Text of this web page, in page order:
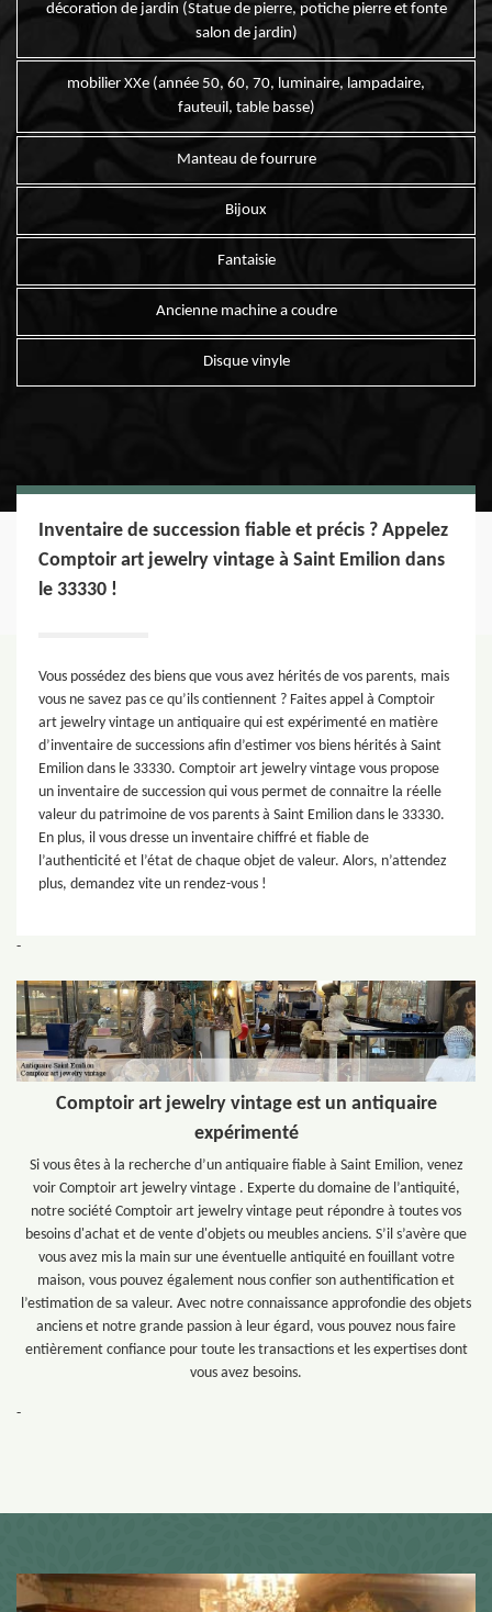
décoration de jardin (Statue de pierre, potiche pierre et fonte
salon de jardin)
mobilier XXe (année 50, 60, 70, luminaire, lampadaire,
fauteuil, table basse)
Manteau de fourrure
Bijoux
Fantaisie
Ancienne machine a coudre
Disque vinyle
Inventaire de succession fiable et précis ? Appelez
Comptoir art jewelry vintage à Saint Emilion dans
le 33330 !
Vous possédez des biens que vous avez hérités de vos parents, mais
vous ne savez pas ce qu’ils contiennent ? Faites appel à Comptoir
art jewelry vintage un antiquaire qui est expérimenté en matière
d’inventaire de successions afin d’estimer vos biens hérités à Saint
Emilion dans le 33330. Comptoir art jewelry vintage vous propose
un inventaire de succession qui vous permet de connaitre la réelle
valeur du patrimoine de vos parents à Saint Emilion dans le 33330.
En plus, il vous dresse un inventaire chiffré et fiable de
l’authenticité et l’état de chaque objet de valeur. Alors, n’attendez
plus, demandez vite un rendez-vous !
-
Comptoir art jewelry vintage est un antiquaire
expérimenté
Si vous êtes à la recherche d’un antiquaire fiable à Saint Emilion, venez
voir Comptoir art jewelry vintage . Experte du domaine de l’antiquité,
notre société Comptoir art jewelry vintage peut répondre à toutes vos
besoins d'achat et de vente d'objets ou meubles anciens. S’il s’avère que
vous avez mis la main sur une éventuelle antiquité en fouillant votre
maison, vous pouvez également nous confier son authentification et
l’estimation de sa valeur. Avec notre connaissance approfondie des objets
anciens et notre grande passion à leur égard, vous pouvez nous faire
entièrement confiance pour toute les transactions et les expertises dont
vous avez besoins.
-